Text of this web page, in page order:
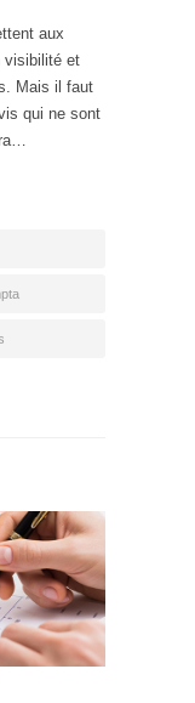
aux
visibilité et
Mais il faut
qui ne sont